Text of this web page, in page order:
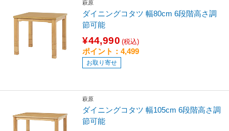
萩原
ダイニングコタツ 幅80cm 6段階高さ調
節可能
¥44,990 (税込)
ポイント：4,499
お取り寄せ
萩原
ダイニングコタツ 幅105cm 6段階高さ調
節可能